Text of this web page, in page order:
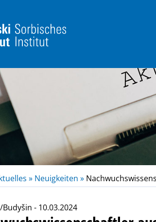
» Neuigkeiten »
- 10.03.2024